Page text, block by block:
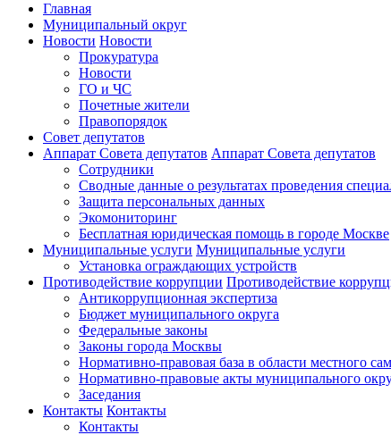
Главная
Муниципальный округ
Новости Новости
Прокуратура
Новости
ГО и ЧС
Почетные жители
Правопорядок
Совет депутатов
Аппарат Совета депутатов Аппарат Совета депутатов
Сотрудники
Сводные данные о результатах проведения
Защита персональных данных
Экомониторинг
Бесплатная юридическая помощь в городе Москве
Муниципальные услуги Муниципальные услуги
Установка ограждающих устройств
Противодействие коррупции Противодействие
Антикоррупционная экспертиза
Бюджет муниципального округа
Федеральные законы
Законы города Москвы
Нормативно-правовая база в области местного
Нормативно-правовые акты муниципального
Заседания
Контакты Контакты
Контакты